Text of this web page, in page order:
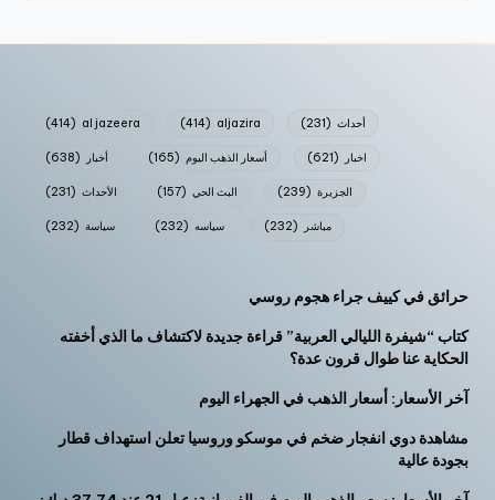
al jazeera
(414) aljazira
(414) أحداث (231)
أخبار (638) أسعار الذهب اليوم (165) اخبار (621)
الأحداث (231) البث الحي (157) الجزيرة (239)
سياسة (232) سياسه (232) مباشر (232)
حرائق في كييف جراء هجوم روسي
كتاب “شيفرة الليالي العربية” قراءة جديدة لاكتشاف ما الذي أخفته
الحكاية عنا طوال قرون عدة؟
آخر الأسعار: أسعار الذهب في الجهراء اليوم
مشاهدة دوي انفجار ضخم في موسكو وروسيا تعلن استهداف قطار
بجودة عالية